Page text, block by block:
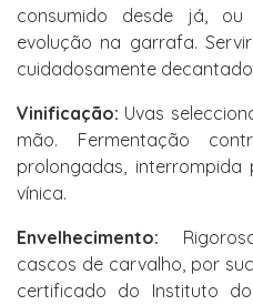
consumido desde já,
evolução na garrafa.
cuidadosamente
Vinificação: Uvas
mão. Fermentação
prolongadas,
vínica.
Envelhecimento:
cascos de carvalho, por
certificado do Instituto